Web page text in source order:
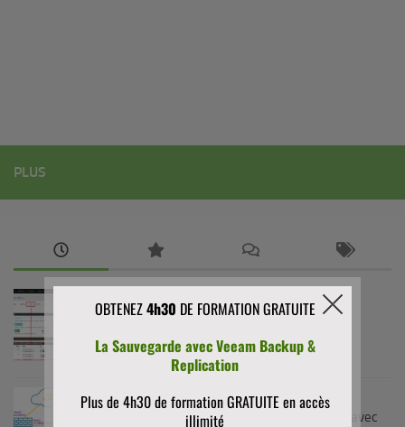
PLUS
Comment installer et configurer Suricata sur
pfSense (guide complet)
29 AVRIL 2026
PFSENSE/ SÉCURITÉ
pfSense Failover : Cluster haute disponibilité avec